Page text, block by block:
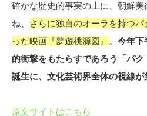
確かな歴史的事実の上に、朝鮮
ね、
さらに独自のオーラを持つ
った映画『夢遊桃源図』 。 今年下
的衝撃をもたらすであろう「パ
誕生に、文化芸術界全体の視線が
原文サイトはこちら